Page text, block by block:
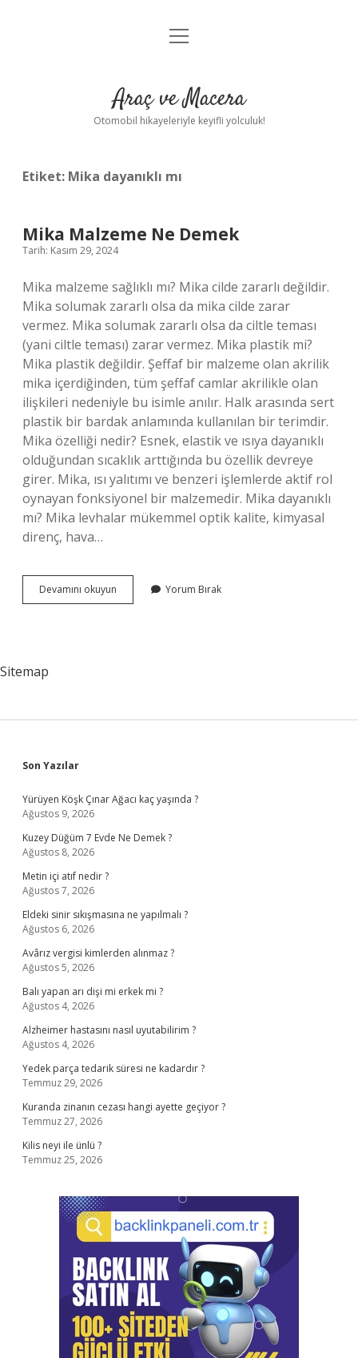
Anasayfa
Yasal Uyarı
menüyü
Araç ve Macera
Otomobil hikayeleriyle keyifli yolculuk!
Etiket: Mika dayanıklı mı
Mika Malzeme Ne Demek
Tarih: Kasım 29, 2024
Mika malzeme sağlıklı mı? Mika cilde zararlı değildir.
Mika solumak zararlı olsa da mika cilde zarar
vermez. Mika solumak zararlı olsa da ciltle teması
(yani ciltle teması) zarar vermez. Mika plastik mi?
Mika plastik değildir. Şeffaf bir malzeme olan akrilik
mika içerdiğinden, tüm şeffaf camlar akrilikle olan
ilişkileri nedeniyle bu isimle anılır. Halk arasında sert
plastik bir bardak anlamında kullanılan bir terimdir.
Mika özelliği nedir? Esnek, elastik ve ısıya dayanıklı
olduğundan sıcaklık arttığında bu özellik devreye
girer. Mika, ısı yalıtımı ve benzeri işlemlerde aktif rol
oynayan fonksiyonel bir malzemedir. Mika dayanıklı
mı? Mika levhalar mükemmel optik kalite, kimyasal
direnç, hava…
Devamını okuyun
Malzeme
Yorum Bırak
Sitemap
Sidebar
Son Yazılar
Yürüyen Köşk Çınar Ağacı kaç yaşında ?
Ağustos 9, 2026
Kuzey Düğüm 7 Evde Ne Demek ?
Ağustos 8, 2026
Metin içi atıf nedir ?
Ağustos 7, 2026
Eldeki sinir sıkışmasına ne yapılmalı ?
Ağustos 6, 2026
Avârız vergisi kimlerden alınmaz ?
Ağustos 5, 2026
Balı yapan arı dişi mi erkek mi ?
Ağustos 4, 2026
Alzheimer hastasını nasıl uyutabilirim ?
Ağustos 4, 2026
Yedek parça tedarik süresi ne kadardır ?
Temmuz 29, 2026
Kuranda zinanın cezası hangi ayette geçiyor ?
Temmuz 27, 2026
Kilis neyi ile ünlü ?
Temmuz 25, 2026